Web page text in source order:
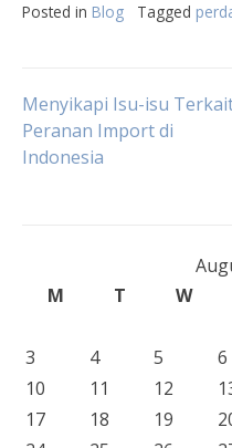
Posted in Blog Tagged
Post
navigation
Menyikapi Isu-isu
Peranan Import di
Indonesia
M
T W
3
4 5 6
10
11 12
17
18 19